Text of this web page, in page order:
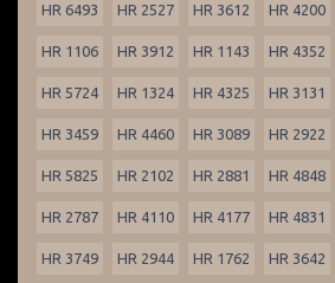
HR 6493 HR 2527 HR 3612 HR 4200
HR 1106 HR 3912 HR 1143 HR 4352
HR 5724 HR 1324 HR 4325 HR 3131
HR 3459 HR 4460 HR 3089 HR 2922
HR 5825 HR 2102 HR 2881 HR 4848
HR 2787 HR 4110 HR 4177 HR 4831
HR 3749 HR 2944 HR 1762 HR 3642